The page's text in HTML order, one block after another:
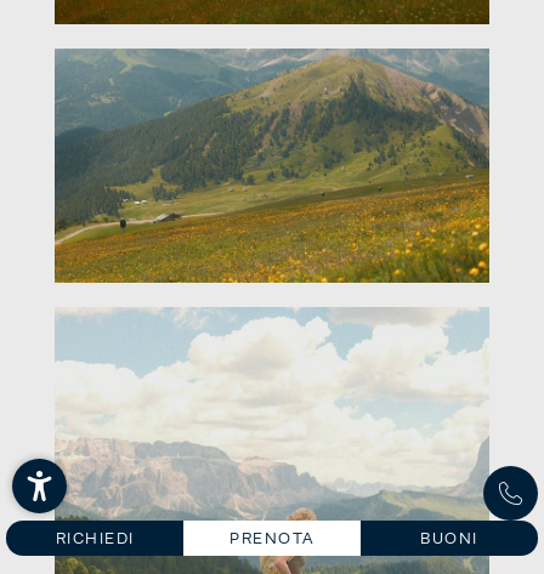
RICHIEDI PRENOTA BUONI
Cani
Titolo
Nome
Cognome
E-mail
Consenso
marketing
RICHIESTA NON
VINCOLANTE